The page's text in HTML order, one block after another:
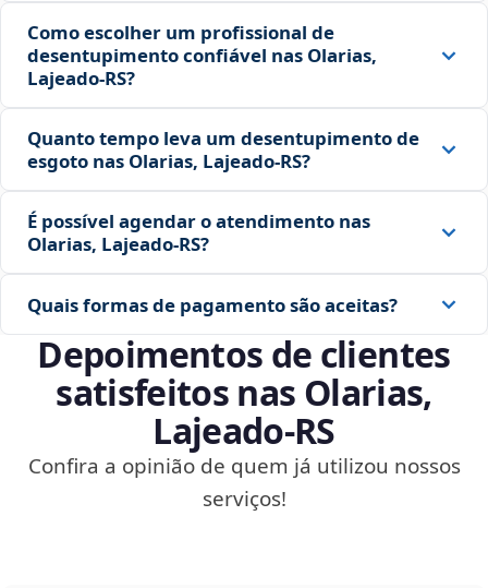
Como escolher um profissional de
desentupimento confiável nas Olarias,
Lajeado‑RS?
Quanto tempo leva um desentupimento de
esgoto nas Olarias, Lajeado‑RS?
É possível agendar o atendimento nas
Olarias, Lajeado‑RS?
Quais formas de pagamento são aceitas?
Depoimentos de clientes
satisfeitos nas Olarias,
Lajeado‑RS
Confira a opinião de quem já utilizou nossos
serviços!